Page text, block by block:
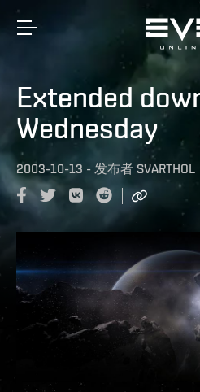
Extended
Wednesday
2003-10-13 - 发布者 SVARTHOL